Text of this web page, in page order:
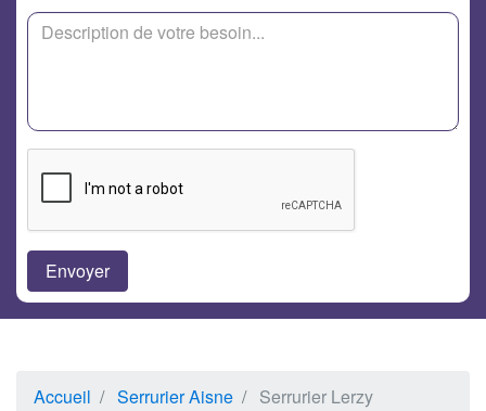
Accueil Serrurier Aisne Serrurier Lerzy